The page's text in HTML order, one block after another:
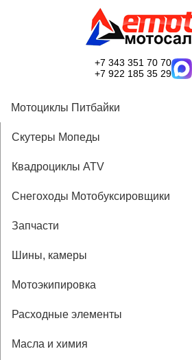
+7 343 351 70 70
+7 922 185 35 29
Мотоциклы Питбайки
Скутеры Мопеды
Квадроциклы ATV
Снегоходы Мотобуксировщики
Запчасти
Шины, камеры
Мотоэкипировка
Расходные элементы
Масла и химия